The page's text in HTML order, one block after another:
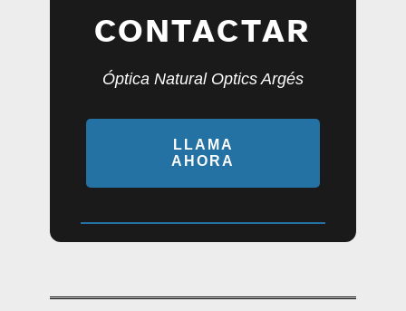
CONTACTAR
Óptica Natural Optics Argés
LLAMA
AHORA